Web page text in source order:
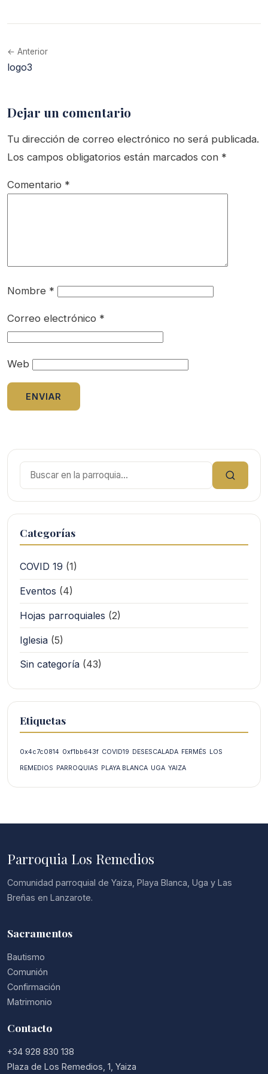
← Anterior
logo3
Dejar un comentario
Tu dirección de correo electrónico no será publicada.
Los campos obligatorios están marcados con *
Comentario *
Nombre *
Correo electrónico *
Web
Buscar:
Categorías
COVID 19 (1)
Eventos (4)
Hojas parroquiales (2)
Iglesia (5)
Sin categoría (43)
Etiquetas
0x4c7c0814 0xf1bb643f COVID19 DESESCALADA FERMÉS LOS
REMEDIOS PARROQUIAS PLAYA BLANCA UGA YAIZA
Parroquia Los Remedios
Comunidad parroquial de Yaiza, Playa Blanca, Uga y Las
Breñas en Lanzarote.
Sacramentos
Bautismo
Comunión
Confirmación
Matrimonio
Contacto
+34 928 830 138
Plaza de Los Remedios, 1, Yaiza